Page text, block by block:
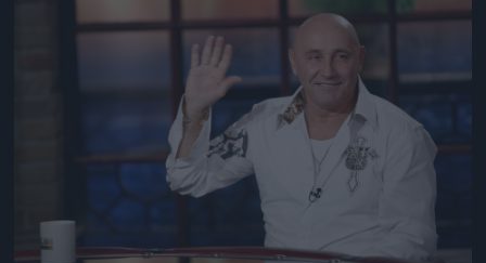
Jön még kép!